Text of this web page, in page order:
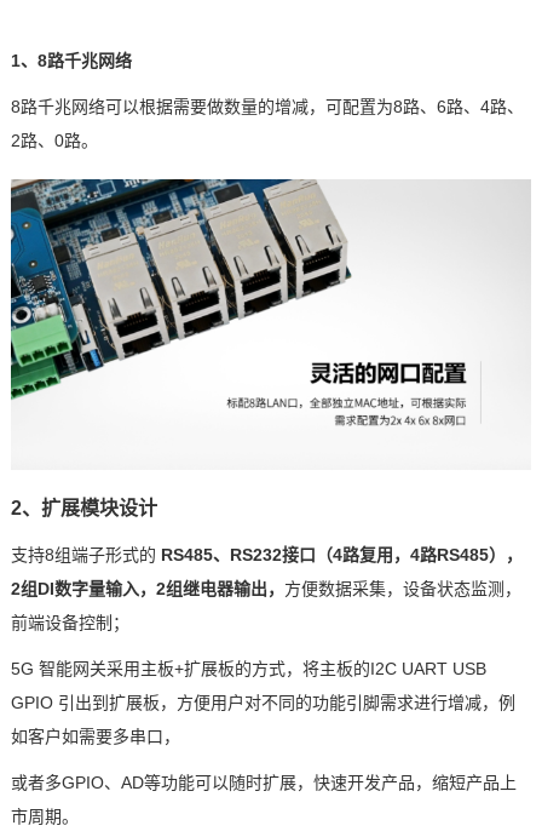
1、8路千兆网络
8路千兆网络可以根据需要做数量的增减，可配置为8路、6路、4路、
2路、0路。
2、扩展模块设计
支持8组端子形式的 RS485、RS232接口（4路复用，4路RS485），
2组DI数字量输入，2组继电器输出， 方便数据采集，设备状态监测，
前端设备控制；
5G 智能网关采用主板+扩展板的方式， 将主板的I2C UART USB
GPIO引出到扩展板， 方便用户对不同的功能引脚需求进行增减，例
如客户如需要多串口，
或者多GPIO、AD等功能可以随时扩展，快速开发产品，缩短产品上
市周期。